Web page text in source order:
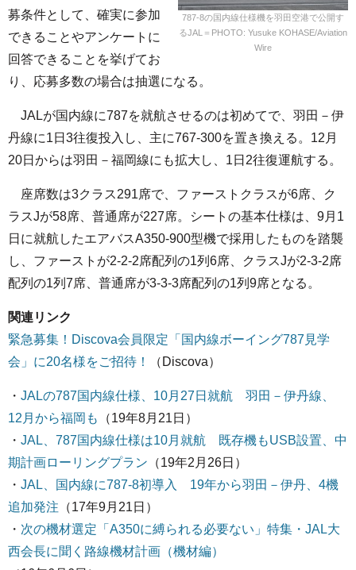
787-8の国内線仕様機を羽田空港で公開す
るJAL＝PHOTO: Yusuke KOHASE/Aviation
Wire
募条件として、確実に参加
できることやアンケートに
回答できることを挙げてお
り、応募多数の場合は抽選になる。
JALが国内線に787を就航させるのは初めてで、羽田－伊
丹線に1日3往復投入し、主に767-300を置き換える。12月
20日からは羽田－福岡線にも拡大し、1日2往復運航する。
座席数は3クラス291席で、ファーストクラスが6席、ク
ラスJが58席、普通席が227席。シートの基本仕様は、9月1
日に就航したエアバスA350-900型機で採用したものを踏襲
し、ファーストが2-2-2席配列の1列6席、クラスJが2-3-2席
配列の1列7席、普通席が3-3-3席配列の1列9席となる。
関連リンク
緊急募集！Discova会員限定「国内線ボーイング787見学
会」に20名様をご招待！
（Discova）
・ JALの787国内線仕様、10月27日就航 羽田－伊丹線、
12月から福岡も
（19年8月21日）
・ JAL、787国内線仕様は10月就航 既存機もUSB設置、中
期計画ローリングプラン （19年2月26日）
・ JAL、国内線に787-8初導入 19年から羽田－伊丹、4機
追加発注 （17年9月21日）
・ 次の機材選定「A350に縛られる必要ない」特集・JAL大
西会長に聞く路線機材計画（機材編）